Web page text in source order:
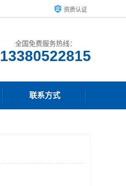
资质认证
全国免费服务热线：
13380522815
联系方式